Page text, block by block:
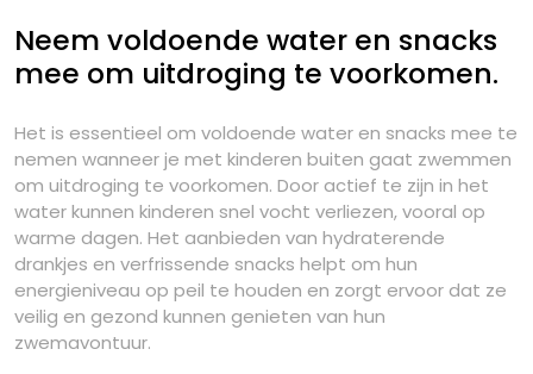
Neem voldoende water en snacks
mee om uitdroging te voorkomen.
Het is essentieel om voldoende water en snacks mee te
nemen wanneer je met kinderen buiten gaat zwemmen
om uitdroging te voorkomen. Door actief te zijn in het
water kunnen kinderen snel vocht verliezen, vooral op
warme dagen. Het aanbieden van hydraterende
drankjes en verfrissende snacks helpt om hun
energieniveau op peil te houden en zorgt ervoor dat ze
veilig en gezond kunnen genieten van hun
zwemavontuur.